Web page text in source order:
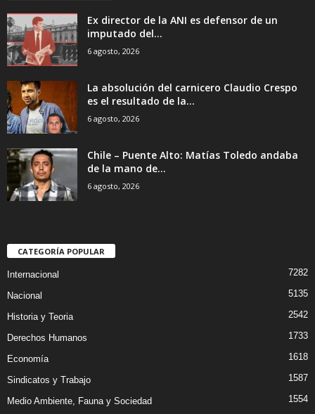
Ex director de la ANI es defensor de un
imputado del...
6 agosto, 2026
La absolución del carnicero Claudio Crespo
es el resultado de la...
6 agosto, 2026
Chile – Puente Alto: Matías Toledo andaba
de la mano de...
6 agosto, 2026
CATEGORÍA POPULAR
Internacional 7282
Nacional 5135
Historia y Teoria 2542
Derechos Humanos 1733
Economía 1618
Sindicatos y Trabajo 1587
Medio Ambiente, Fauna y Sociedad 1554